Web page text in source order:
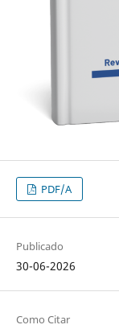
PDF/A
Publicado
30-06-2026
Como Citar